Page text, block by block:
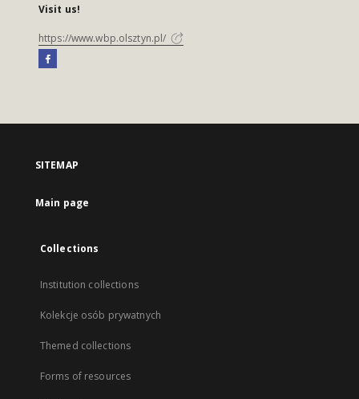
Visit us!
https://www.wbp.olsztyn.pl/
SITEMAP
Main page
Collections
Institution collections
Kolekcje osób prywatnych
Themed collections
Forms of resources